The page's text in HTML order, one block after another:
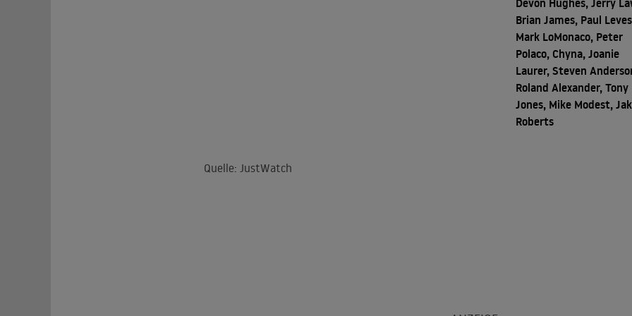
Brian James, Paul
Mark LoMonaco, Peter
Polaco, Chyna, Joanie
Laurer, Steven
Roland Alexander, Tony
Jones, Mike Modest,
Roberts
Quelle: JustWatch